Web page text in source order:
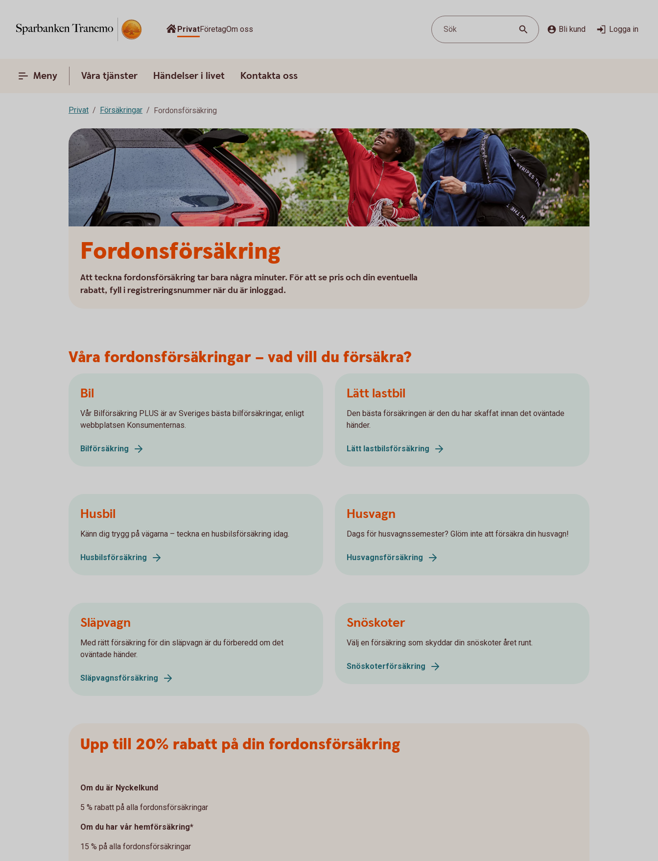
PrivatFöretagOm oss Sök Bli kund Logga in
Meny Våra tjänster Händelser i livet Kontakta oss
Privat Försäkringar Fordonsförsäkring
Fordonsförsäkring
Att teckna fordonsförsäkring tar bara några minuter. För att se pris och din eventuella
rabatt, fyll i registreringsnummer när du är inloggad.
Våra fordonsförsäkringar – vad vill du försäkra?
Bil
Vår Bilförsäkring PLUS är av Sveriges bästa bilförsäkringar, enligt
webbplatsen Konsumenternas.
Bilförsäkring
Lätt lastbil
Den bästa försäkringen är den du har skaffat innan det oväntade
händer.
Lätt lastbilsförsäkring
Husbil
Känn dig trygg på vägarna – teckna en husbilsförsäkring idag.
Husbilsförsäkring
Husvagn
Dags för husvagnssemester? Glöm inte att försäkra din husvagn!
Husvagnsförsäkring
Släpvagn
Med rätt försäkring för din släpvagn är du förberedd om det
oväntade händer.
Släpvagnsförsäkring
Snöskoter
Välj en försäkring som skyddar din snöskoter året runt.
Snöskoterförsäkring
Upp till 20% rabatt på din fordonsförsäkring
Om du är Nyckelkund
5 % rabatt på alla fordonsförsäkringar
Om du har vår hemförsäkring*
15 % på alla fordonsförsäkringar